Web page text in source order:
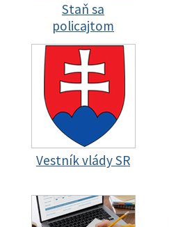
Staň sa
policajtom
Vestník vlády SR